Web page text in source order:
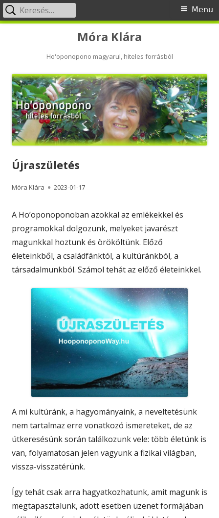
Móra Klára
Ho'oponopono magyarul, hiteles forrásból
Primary
Menu
Keresés:
Újraszületés
Author
Móra Klára
Published
2023-01-17
A Ho’oponoponoban azokkal az emlékekkel és
programokkal dolgozunk, melyeket javarészt
magunkkal hoztunk és örököltünk. Előző
életeinkből, a családfánktól, a kultúránkból, a
társadalmunkból. Számol tehát az előző életeinkkel.
A mi kultúránk, a hagyományaink, a neveltetésünk
nem tartalmaz erre vonatkozó ismereteket, de az
útkeresésünk során találkozunk vele: több életünk is
van, folyamatosan jelen vagyunk a fizikai világban,
vissza-visszatérünk.
Így tehát csak arra hagyatkozhatunk, amit magunk is
megtapasztalunk, adott esetben üzenet formájában